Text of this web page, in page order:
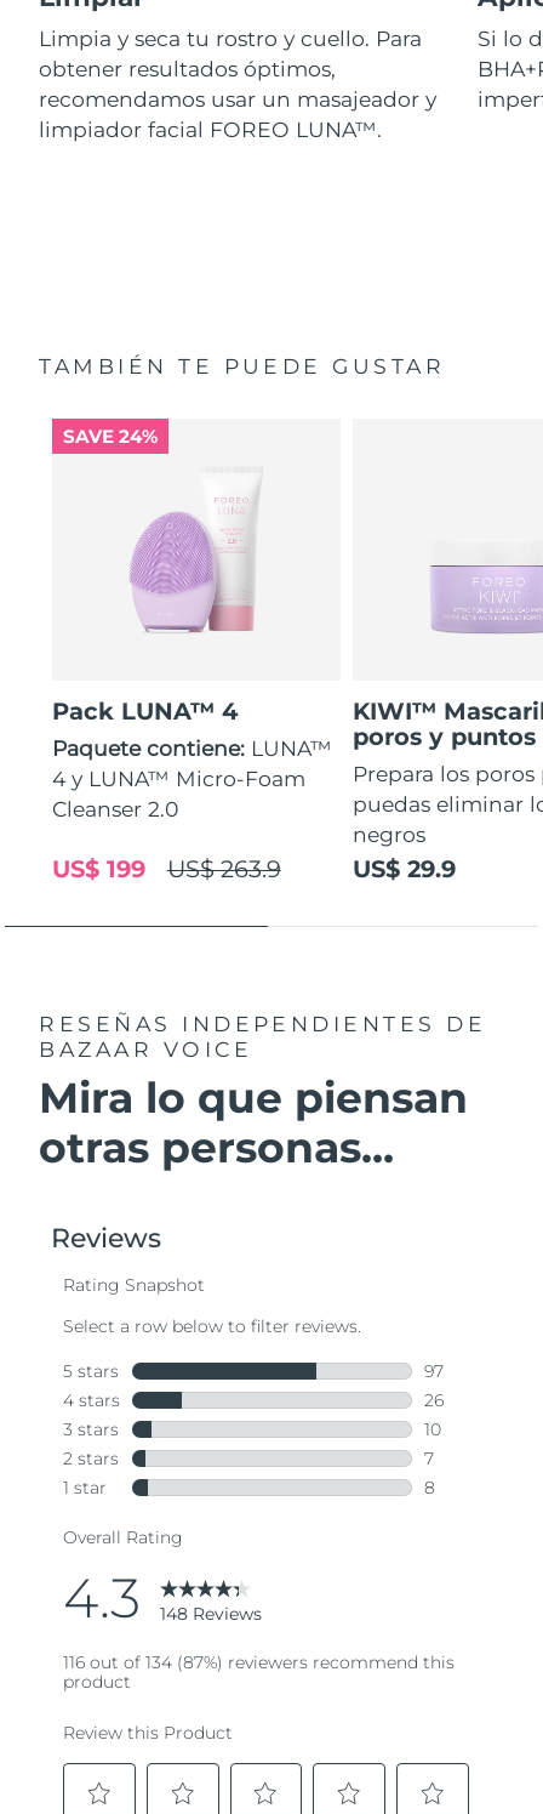
Limpia y seca tu rostro y cuello. Para
obtener resultados óptimos,
recomendamos usar un masajeador y
limpiador facial FOREO LUNA™.
Si lo
TAMBIÉN TE PUEDE GUSTAR
SAVE 24%
Pack LUNA™ 4
Paquete contiene: LUNA™
4 y LUNA™ Micro-Foam
Cleanser 2.0
US$ 263.9
US$ 199
KIWI™
poros y puntos
Prepara los
puedas eliminar
negros
US$ 29.9
RESEÑAS INDEPENDIENTES
DE
BAZAAR VOICE
Mira lo que piensan
otras personas...